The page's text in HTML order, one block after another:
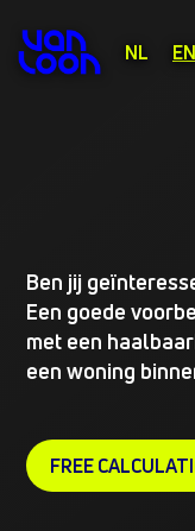
NL
Ben jij
Een goede
met een
een woning
FREE